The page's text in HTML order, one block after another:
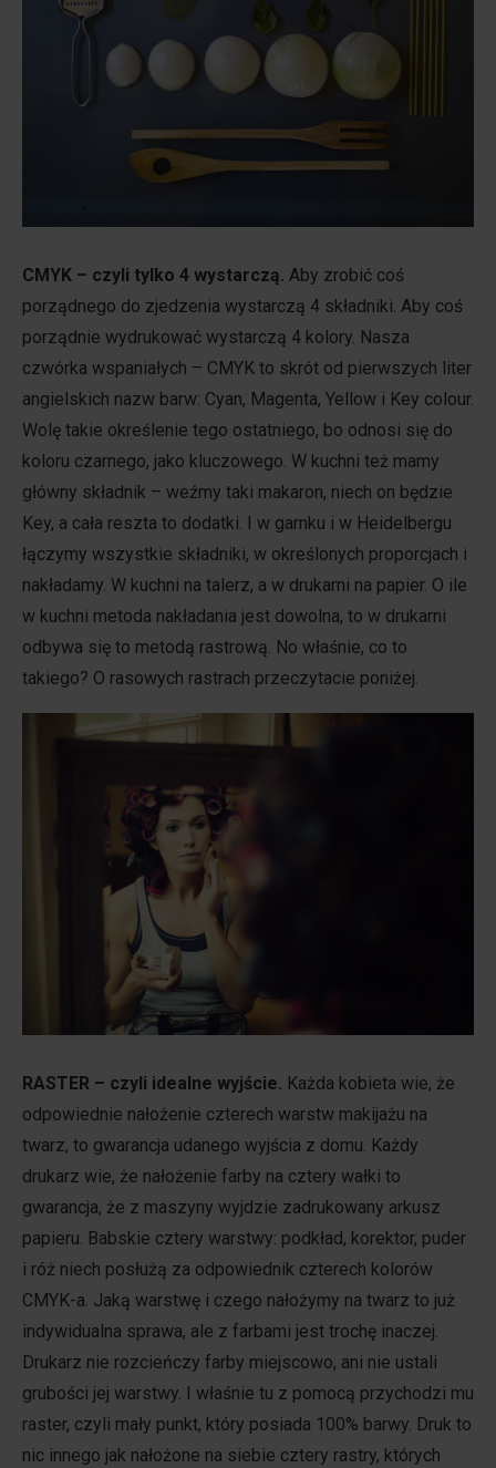
CMYK – czyli tylko 4 wystarczą. Aby zrobić coś
porządnego do zjedzenia wystarczą 4 składniki. Aby coś
porządnie wydrukować wystarczą 4 kolory. Nasza
czwórka wspaniałych – CMYK to skrót od pierwszych liter
angielskich nazw barw: Cyan, Magenta, Yellow i Key colour.
Wolę takie określenie tego ostatniego, bo odnosi się do
koloru czarnego, jako kluczowego. W kuchni też mamy
główny składnik – weźmy taki makaron, niech on będzie
Key, a cała reszta to dodatki. I w garnku i w Heidelbergu
łączymy wszystkie składniki, w określonych proporcjach i
nakładamy. W kuchni na talerz, a w drukarni na papier. O ile
w kuchni metoda nakładania jest dowolna, to w drukarni
odbywa się to metodą rastrową. No właśnie, co to
takiego? O rasowych rastrach przeczytacie poniżej.
RASTER – czyli idealne wyjście. Każda kobieta wie, że
odpowiednie nałożenie czterech warstw makijażu na
twarz, to gwarancja udanego wyjścia z domu. Każdy
drukarz wie, że nałożenie farby na cztery wałki to
gwarancja, że z maszyny wyjdzie zadrukowany arkusz
papieru. Babskie cztery warstwy: podkład, korektor, puder
i róż niech posłużą za odpowiednik czterech kolorów
CMYK-a. Jaką warstwę i czego nałożymy na twarz to już
indywidualna sprawa, ale z farbami jest trochę inaczej.
Drukarz nie rozcieńczy farby miejscowo, ani nie ustali
grubości jej warstwy. I właśnie tu z pomocą przychodzi mu
raster, czyli mały punkt, który posiada 100% barwy. Druk to
nic innego jak nałożone na siebie cztery rastry, których